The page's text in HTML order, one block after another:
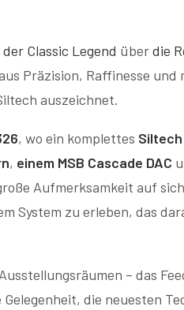
der Classic Legend überdie
Präzision, Raffinesse
auszeichnet.
, wo ein komplettes
, einem MSB Cascade DAC
Aufmerksamkeit auf
System zu erleben, das
– das
die neuesten